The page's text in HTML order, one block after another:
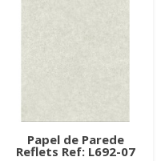
Papel de Parede
Reflets Ref: L692-07